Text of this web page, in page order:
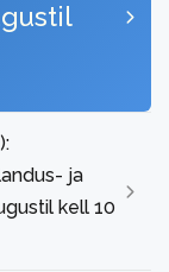
ja
kell 10